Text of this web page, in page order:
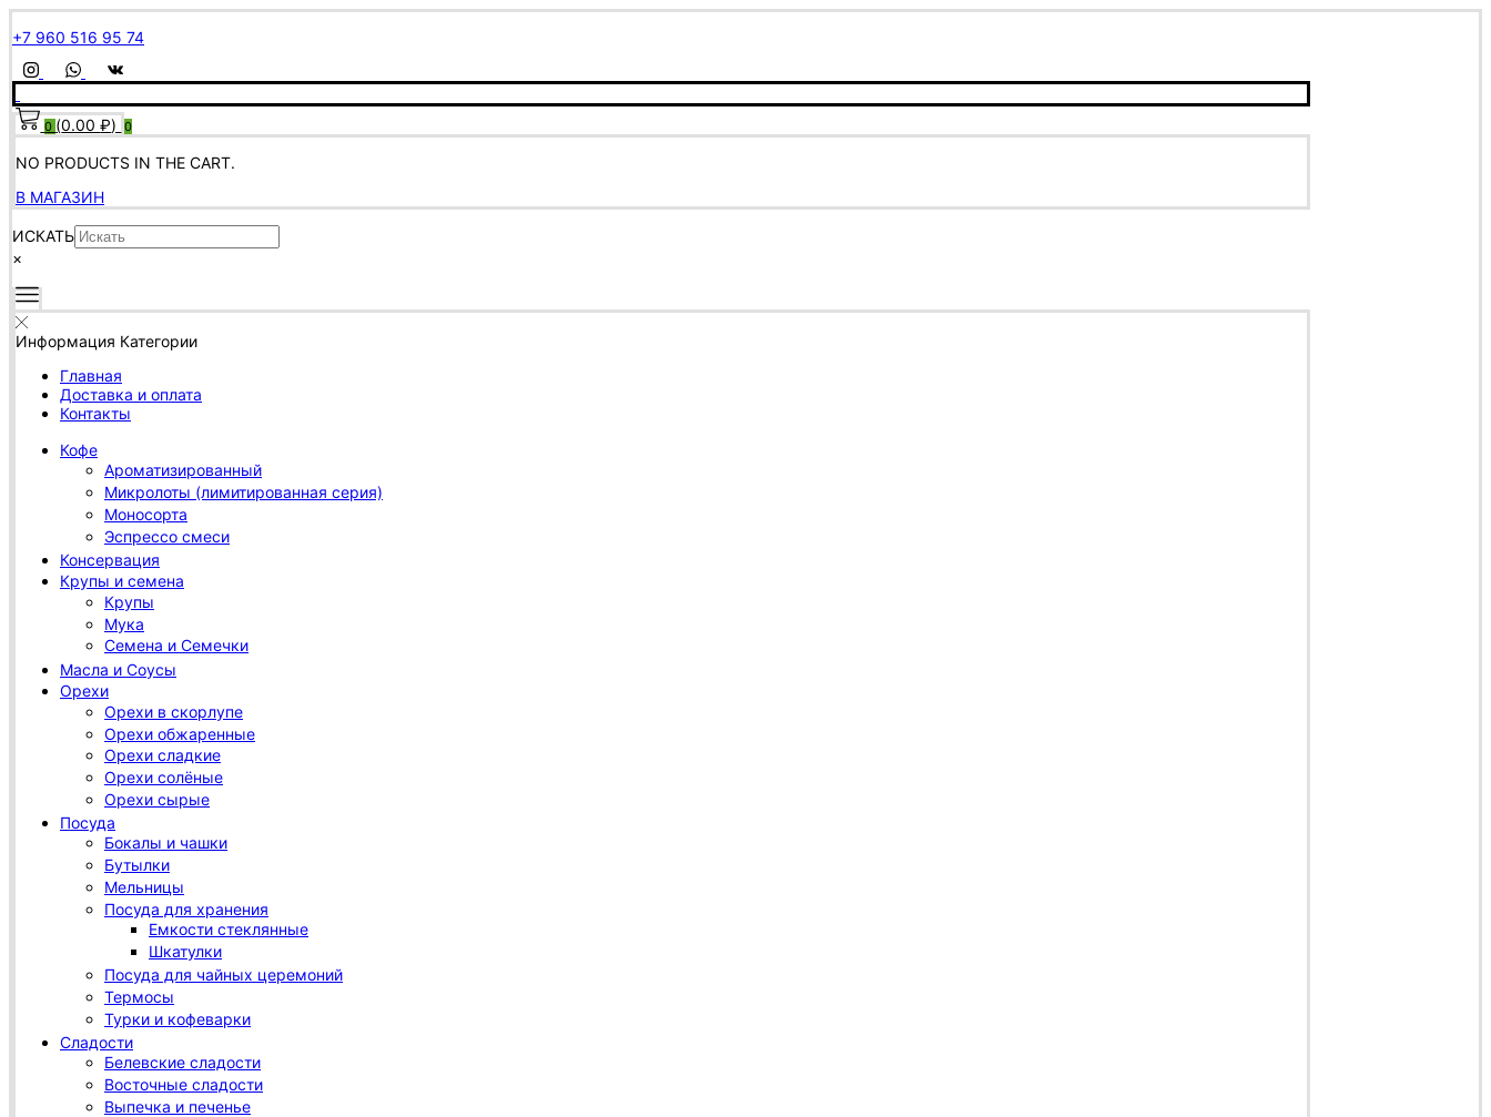
+7 960 516 95 74
0 (0.00₽) 0
NO PRODUCTS IN THE CART.
В МАГАЗИН
ИСКАТЬ
×
Информация Категории
Главная
Доставка и оплата
Контакты
Кофе
Ароматизированный
Микролоты (лимитированная серия)
Моносорта
Эспрессо смеси
Консервация
Крупы и семена
Крупы
Мука
Семена и Семечки
Масла и Соусы
Орехи
Орехи в скорлупе
Орехи обжаренные
Орехи сладкие
Орехи солёные
Орехи сырые
Посуда
Бокалы и чашки
Бутылки
Мельницы
Посуда для хранения
Емкости стеклянные
Шкатулки
Посуда для чайных церемоний
Термосы
Турки и кофеварки
Сладости
Белевские сладости
Восточные сладости
Выпечка и печенье